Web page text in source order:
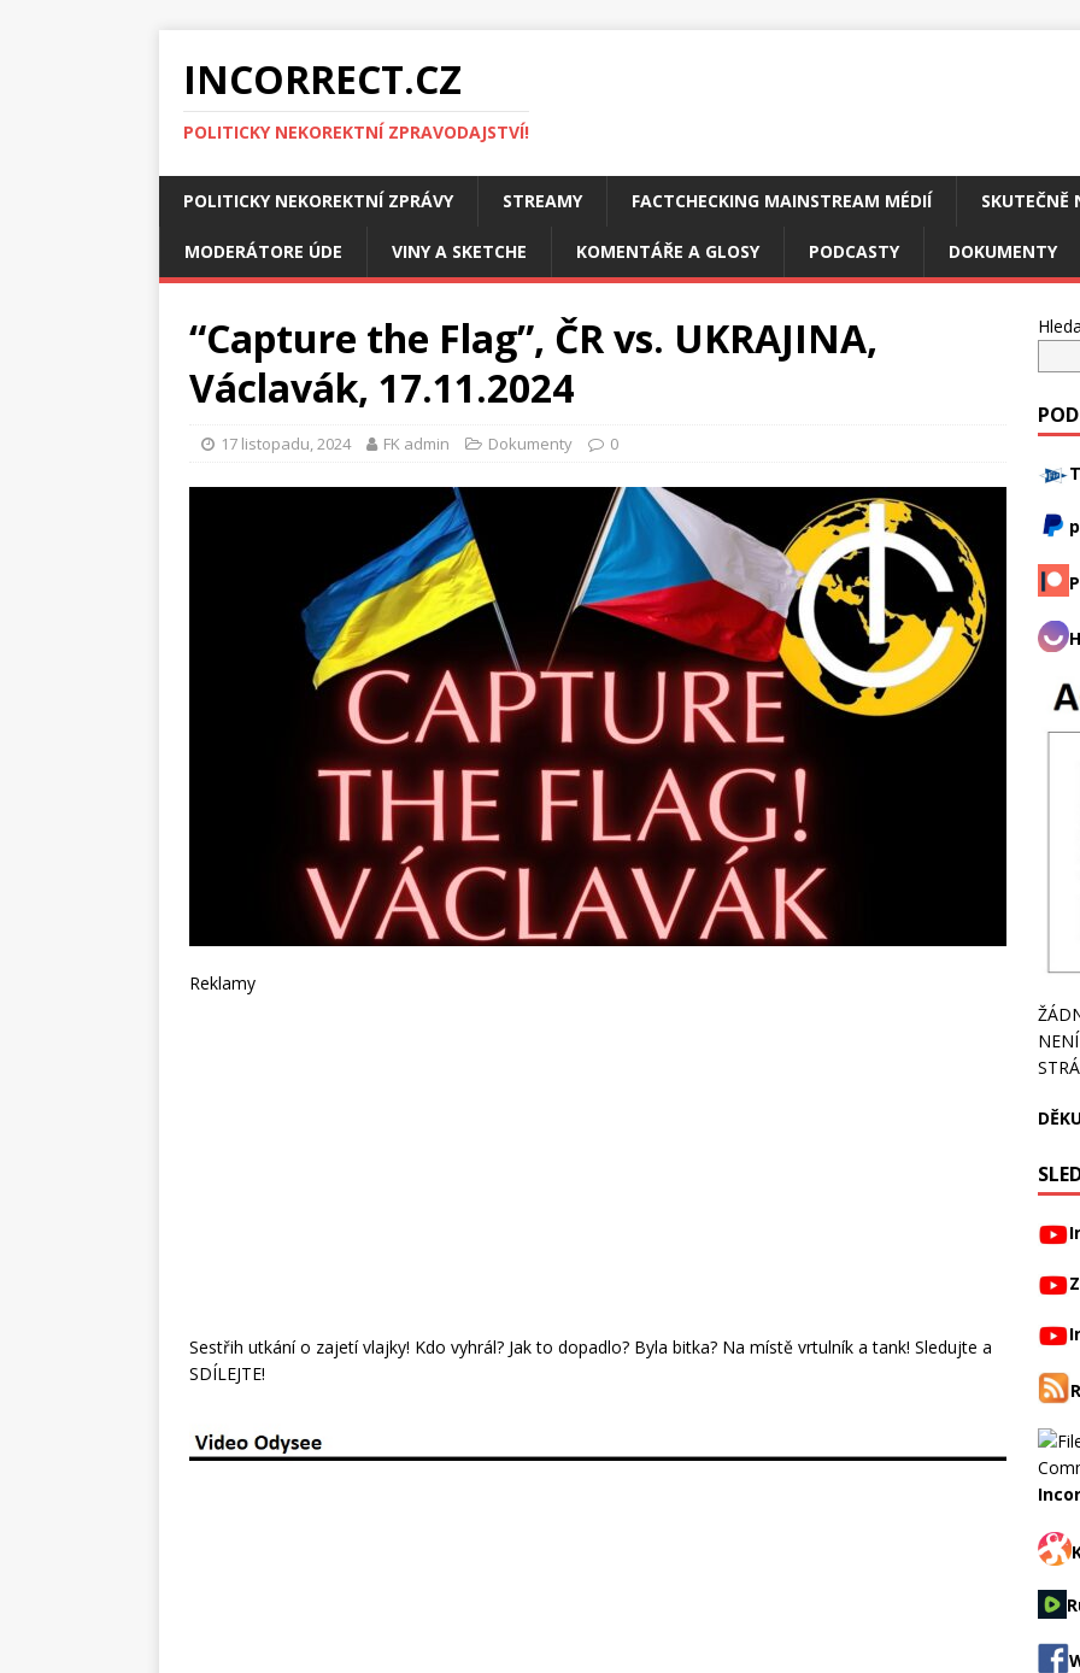
INCORRECT.CZ
POLITICKY NEKOREKTNÍ ZPRAVODAJSTVÍ!
POLITICKY NEKOREKTNÍ ZPRÁVY STREAMY FACTCHECKING MAINSTREAM MÉDIÍ SKUTEČNĚ
MODERÁTORE ÚDE VINY A SKETCHE KOMENTÁŘE A GLOSY PODCASTY DOKUMENTY
“Capture the Flag”, ČR vs. UKRAJINA,
Václavák, 17.11.2024
17 listopadu, 2024 FK admin Dokumenty 0
Reklamy
Sestřih utkání o zajetí vlajky! Kdo vyhrál? Jak to dopadlo? Byla bitka? Na místě vrtulník a tank! Sledujte a
SDÍLEJTE!